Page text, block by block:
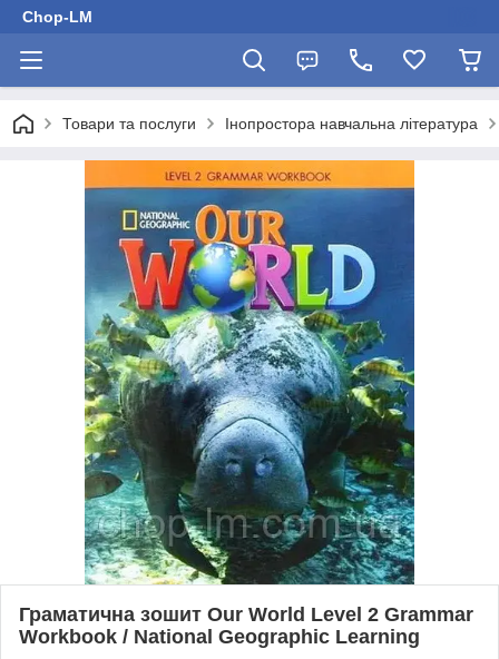
Chop-LM
Товари та послуги Інопростора навчальна література
Граматична зошит Our World Level 2 Grammar
Workbook / National Geographic Learning